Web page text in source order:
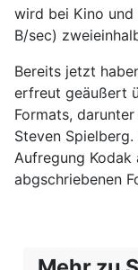
wird bei Kino
B/sec)
Bereits jetzt
erfreut geäußert
Formats,
Steven
Aufregung
abgschriebenen